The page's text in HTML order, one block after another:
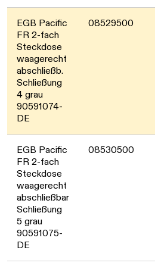
EGB Pacific
FR 2-fach
Steckdose
waagerecht
abschließb.
Schließung
4 grau
90591074-
DE
08529500
EGB Pacific
FR 2-fach
Steckdose
waagerecht
abschließbar
Schließung
5 grau
90591075-
DE
08530500